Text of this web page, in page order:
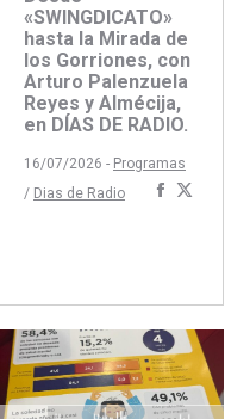
«SWINGDICATO»
hasta la Mirada de
los Gorriones, con
Arturo Palenzuela
Reyes y Almécija,
en DÍAS DE RADIO.
16/07/2026 - Programas
/ Dias de Radio
Compartir